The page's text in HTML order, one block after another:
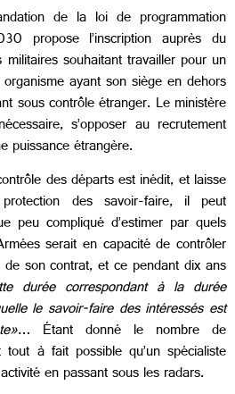
de la loi de programmation
propose l’inscription auprès du
souhaitant travailler pour un
ayant son siège en dehors
sous contrôle étranger. Le ministère
s’opposer au recrutement
puissance étrangère.
des départs est inédit, et laisse
des savoir-faire, il peut
peu compliqué d’estimer par quels
serait en capacité de contrôler
son contrat, et ce pendant dix ans
durée correspondant à la durée
le savoir-faire des intéressés est
»… Étant donné le nombre de
à fait possible qu’un spécialiste
en passant sous les radars.